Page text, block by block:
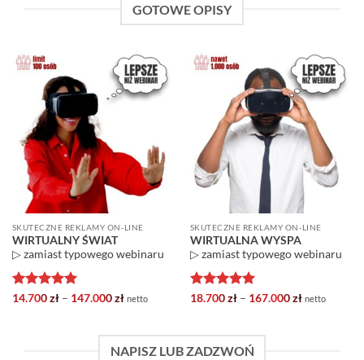
GOTOWE OPISY
SKUTECZNE REKLAMY ON-LINE
WIRTUALNY ŚWIAT
▷ zamiast typowego webinaru
Oceniono 5
14.700zł – 147.000złZakres
do
147.000 zł
netto
SKUTECZNE REKLAMY ON-LINE
WIRTUALNA WYSPA
▷ zamiast typowego webinaru
Oceniono 5
18.700zł – 167.000złZakres
netto
NAPISZ LUB ZADZWOŃ